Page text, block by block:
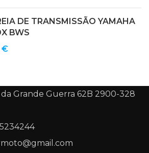
DE TRANSMISSÃO YAMAHA
BWS
€
Grande Guerra 62B 2900-328